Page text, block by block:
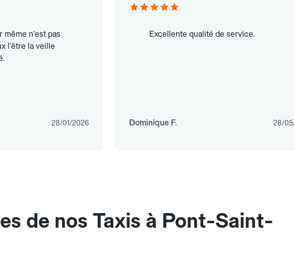
même n'est pas
l'être la veille
28/01/2026
Excellente qualité de service.
Dominique F. 28/
de nos Taxis à Pont-Saint-